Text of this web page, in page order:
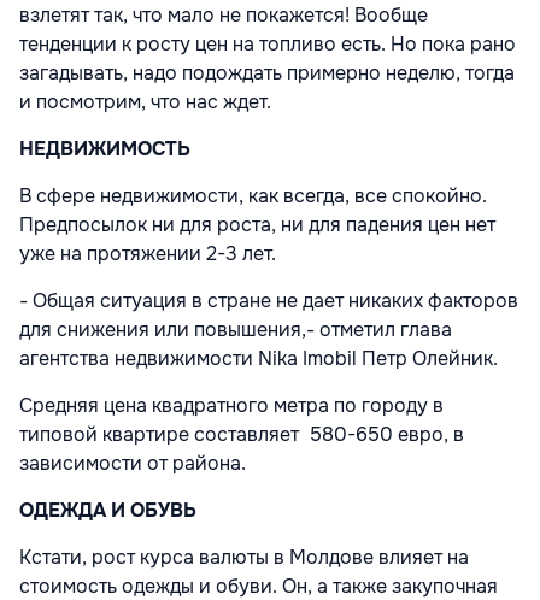
взлетят так, что мало не покажется! Вообще
тенденции к росту цен на топливо есть. Но пока рано
загадывать, надо подождать примерно неделю, тогда
и посмотрим, что нас ждет.
НЕДВИЖИМОСТЬ
В сфере недвижимости, как всегда, все спокойно.
Предпосылок ни для роста, ни для падения цен нет
уже на протяжении 2-3 лет.
- Общая ситуация в стране не дает никаких факторов
для снижения или повышения,- отметил глава
агентства недвижимости Nika Imobil Петр Олейник.
Средняя цена квадратного мет­ра по городу в
типовой квартире составляет 580-650 евро, в
зависимости от района.
ОДЕЖДА И ОБУВЬ
Кстати, рост курса валюты в Молдове влияет на
стоимость одежды и обуви. Он, а также закупочная